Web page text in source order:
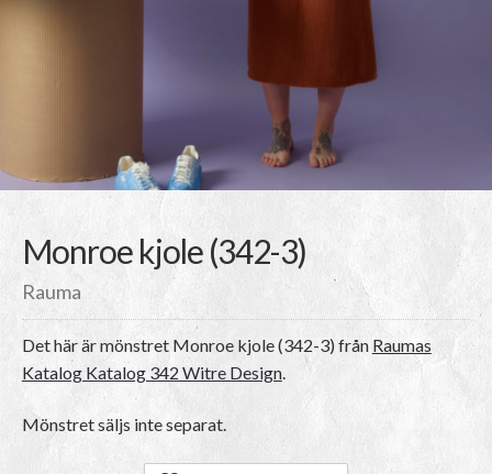
Monroe kjole (342-3)
Rauma
Det här är mönstret Monroe kjole (342-3)från Raumas
Katalog Katalog 342 Witre Design.
Mönstret säljs inte separat.